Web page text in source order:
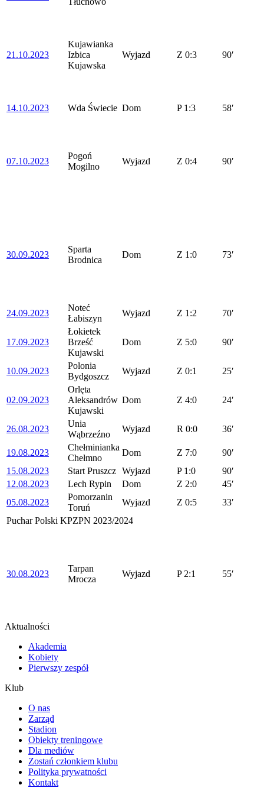
21.10.2023
Kujawianka
Izbica
Kujawska
Wyjazd Z 0:3 90′
14.10.2023 Wda Świecie Dom P 1:3 58′
07.10.2023
Pogoń
Mogilno
Wyjazd Z 0:4 90′
30.09.2023
Sparta
Brodnica
Dom Z 1:0 73′
24.09.2023
Noteć
Łabiszyn
Wyjazd Z 1:2 70′
17.09.2023
Łokietek
Brześć
Kujawski
Dom Z 5:0 90′
10.09.2023
Polonia
Bydgoszcz
Wyjazd Z 0:1 25′
02.09.2023
Orlęta
Aleksandrów
Kujawski
Dom Z 4:0 24′
26.08.2023
Unia
Wąbrzeźno
Wyjazd R 0:0 36′
19.08.2023
Chełminianka
Chełmno
Dom Z 7:0
90′
15.08.2023
Start Pruszcz Wyjazd P 1:0
90′
12.08.2023
Lech Rypin Dom Z 2:0
45′
05.08.2023
Pomorzanin
Toruń
Wyjazd Z 0:5
33′
Puchar Polski KPZPN 2023/2024
30.08.2023
Tarpan
Mrocza
Wyjazd P 2:1 55′
Aktualności
Akademia
Kobiety
Pierwszy zespół
Klub
O nas
Zarząd
Stadion
Obiekty treningowe
Dla mediów
Zostań członkiem klubu
Polityka prywatności
Kontakt